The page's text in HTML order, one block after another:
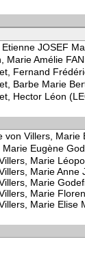
JOSEF
Marie Amélie
Fernand
Barbe Marie
Hector Léon
von Villers,
Marie Eugène
Marie
Marie Anne
Marie
Marie
Marie Elise